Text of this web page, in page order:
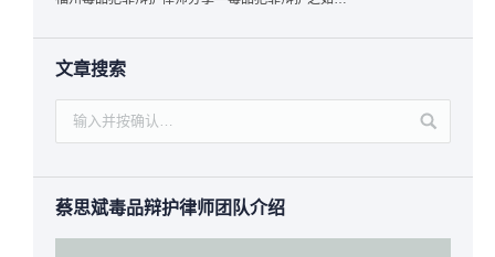
文章搜索
蔡思斌毒品辩护律师团队介绍